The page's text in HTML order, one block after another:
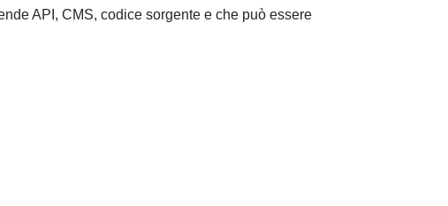
API, CMS, codice sorgente e che può essere